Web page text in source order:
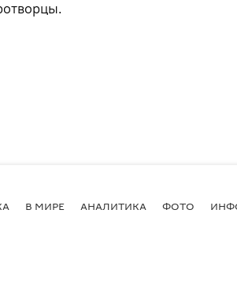
В МИРЕ АНАЛИТИКА ФОТО